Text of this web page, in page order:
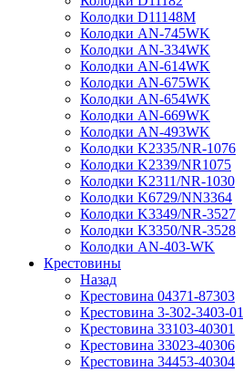
Колодки D11148M
Колодки AN-745WK
Колодки AN-334WK
Колодки AN-614WK
Колодки AN-675WK
Колодки AN-654WK
Колодки AN-669WK
Колодки AN-493WK
Колодки K2335/NR-1076
Колодки K2339/NR1075
Колодки K2311/NR-1030
Колодки K6729/NN3364
Колодки K3349/NR-3527
Колодки K3350/NR-3528
Колодки AN-403-WK
Крестовины
Назад
Крестовина 04371-87303
Крестовина 3-302-3403-01
Крестовина 33103-40301
Крестовина 33023-40306
Крестовина 34453-40304